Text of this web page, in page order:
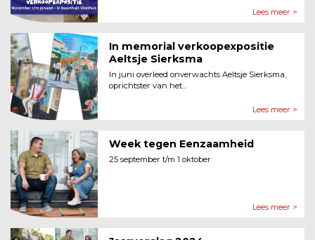
Lees meer >
In memorial verkoopexpositie
Aeltsje Sierksma
In juni overleed onverwachts Aeltsje Sierksma,
oprichtster van het...
Lees meer >
Week tegen Eenzaamheid
25 september t/m 1 oktober
Lees meer >